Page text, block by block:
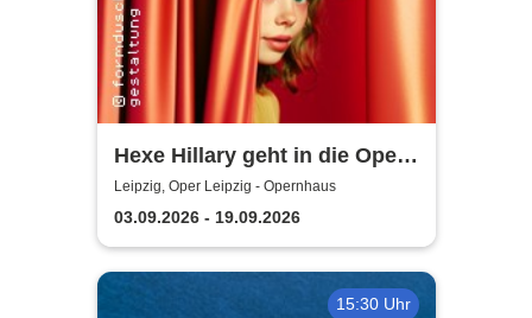
Hexe Hillary geht in die Oper -
Oper Leipzig
Leipzig, Oper Leipzig - Opernhaus
03.09.2026 - 19.09.2026
15:30 Uhr